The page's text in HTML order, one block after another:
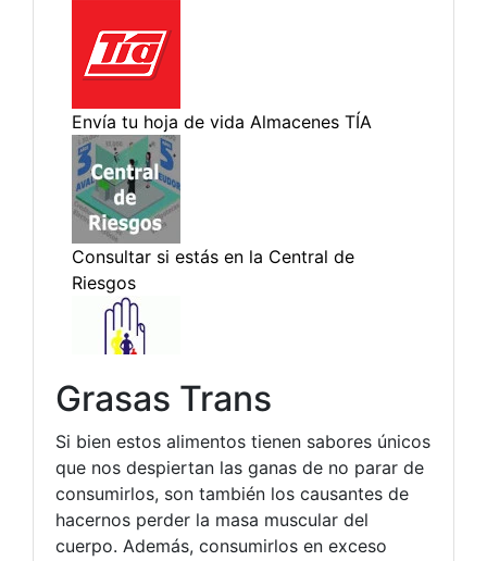
Grasas Trans
Si bien estos alimentos tienen sabores únicos
que nos despiertan las ganas de no parar de
consumirlos, son también los causantes de
hacernos perder la masa muscular del
cuerpo. Además, consumirlos en exceso